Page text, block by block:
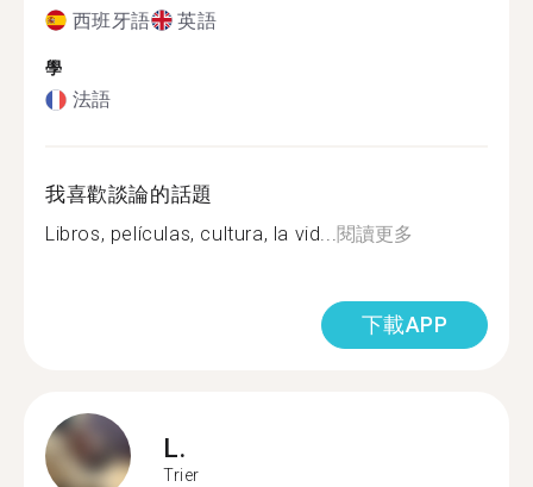
西班牙語 英語
學
法語
我喜歡談論的話題
Libros, películas, cultura, la vid...閱讀更多
下載APP
L.
Trier